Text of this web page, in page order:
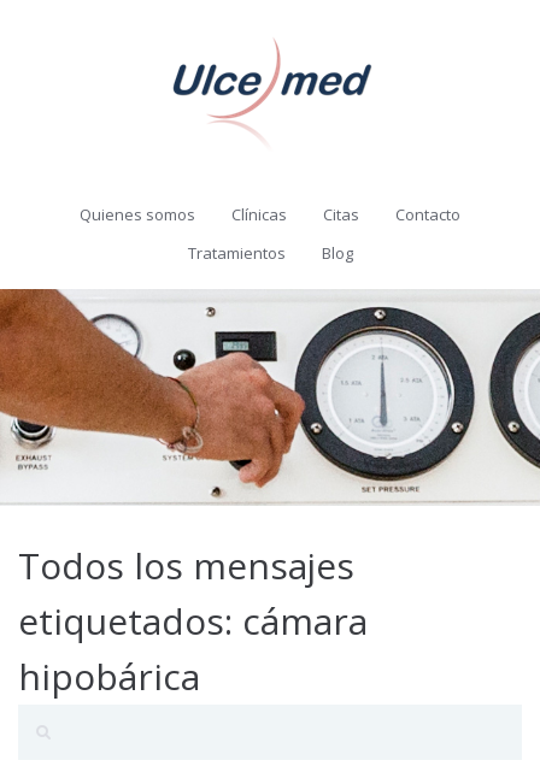
Quienes somos Clínicas Citas
Contacto
Tratamientos
Blog
Todos los mensajes
etiquetados: cámara
hipobárica